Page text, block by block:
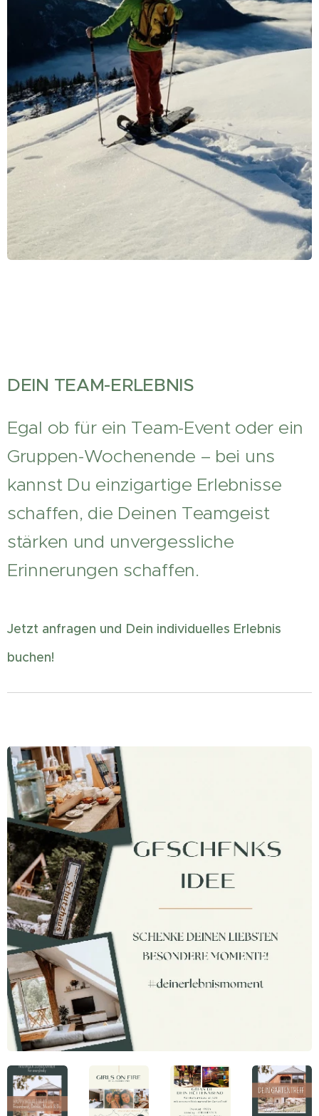
DEIN TEAM-ERLEBNIS
Egal ob für ein Team-Event oder ein
Gruppen-Wochenende – bei uns
kannst Du einzigartige Erlebnisse
schaffen, die Deinen Teamgeist
stärken und unvergessliche
Erinnerungen schaffen.
Jetzt anfragen und Dein individuelles Erlebnis
buchen!